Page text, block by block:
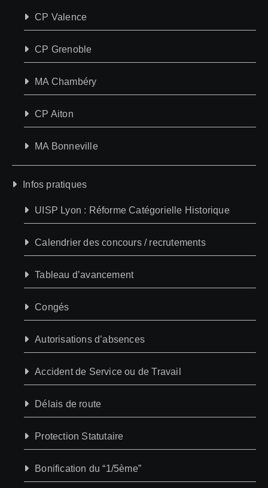
CP Valence
CP Grenoble
MA Chambéry
CP Aiton
MA Bonneville
Infos pratiques
UISP Lyon : Réforme Catégorielle Historique
Calendrier des concours / recrutements
Tableau d’avancement
Congés
Autorisations d’absences
Accident de Service ou de Travail
Délais de route
Protection Statutaire
Bonification du “1/5ème”